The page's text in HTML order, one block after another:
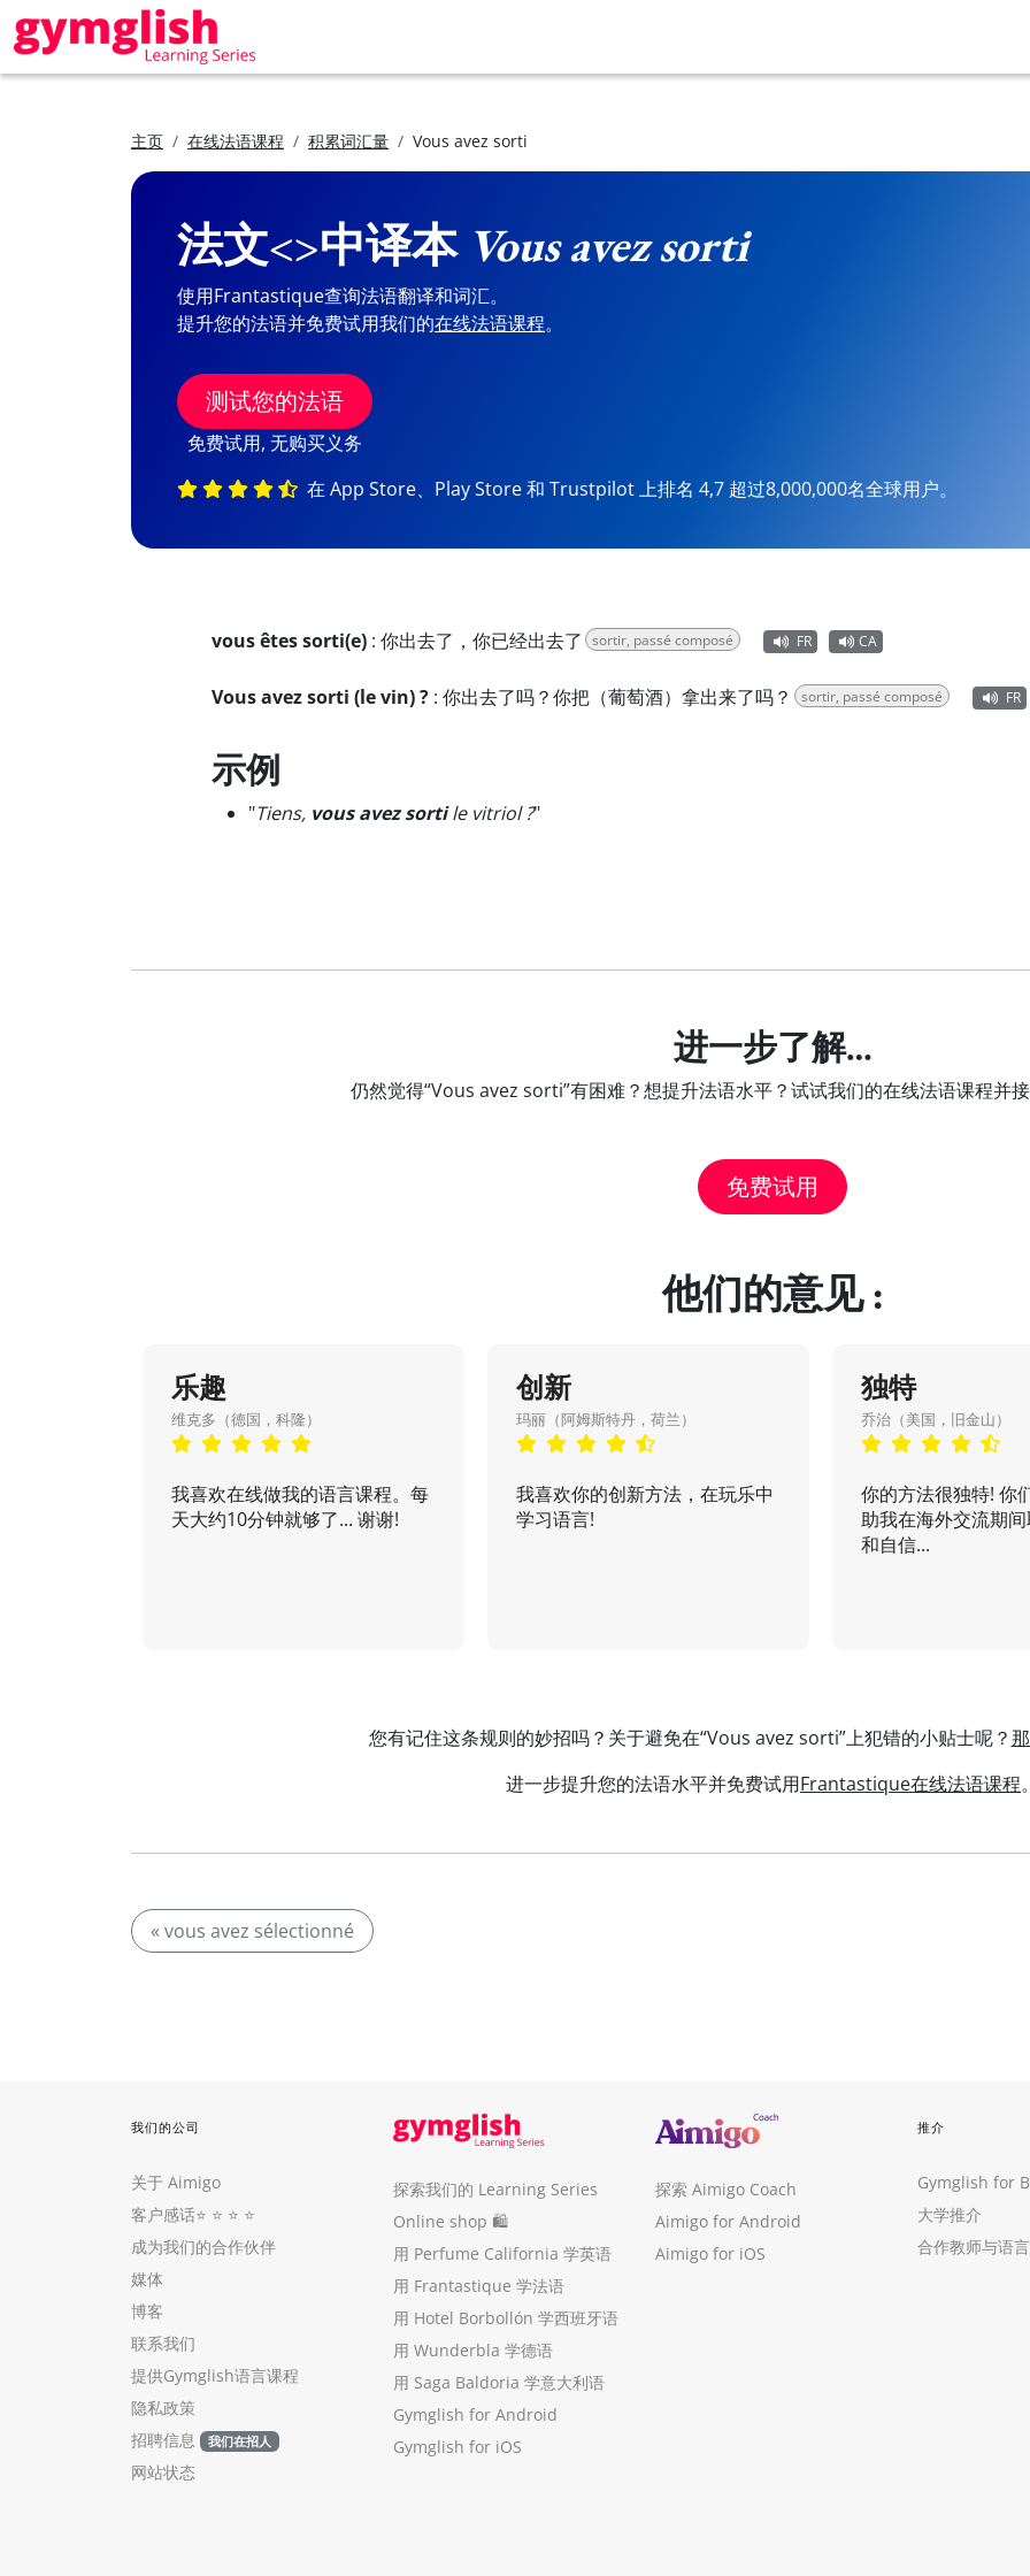
主页 在线法语课程 积累词汇量 Vous avez sorti
法文<>中译本 Vous avez sorti
使用Frantastique查询法语翻译和词汇。
提升您的法语并免费试用我们的在线法语课程。
测试您的法语
免费试用, 无购买义务
在 App Store、Play Store 和 Trustpilot 上排名 4,7 超过8,000,000名全球用户。
vous êtes sorti(e) : 你出去了，你已经出去了 sortir, passé composé FR CA
Vous avez sorti (le vin) ? : 你出去了吗？你把（葡萄酒）拿出来了吗？ sortir, passé composé FR
示例
"Tiens, vous avez sortile vitriol ?"
进一步了解…
仍然觉得“Vous avez sorti”有困难？想提升法语水平？试试我们的在线法语课程并
免费试用
他们的意见 :
乐趣
维克多（德国，科隆）
我喜欢在线做我的语言课程。每
天大约10分钟就够了... 谢谢!
创新
玛丽（阿姆斯特丹，荷兰）
我喜欢你的创新方法，在玩乐中
学习语言!
独特
乔治（美国，旧金山）
你的方法很独特! 你
助我在海外交流期
和自信...
您有记住这条规则的妙招吗？关于避免在“Vous avez sorti”上犯错的小贴士呢？
进一步提升您的法语水平并免费试用Frantastique在线法语课程
« vous avez sélectionné
我们的公司
关于 Aimigo
客户感话⭐️ ⭐️ ⭐️ ⭐️
成为我们的合作伙伴
媒体
博客
联系我们
提供Gymglish语言课程
隐私政策
招聘信息
我们在招人
网站状态
探索我们的 Learning Series
Online shop 🛍
用 Perfume California 学英语
用 Frantastique 学法语
用 Hotel Borbollón 学西班牙语
用 Wunderbla 学德语
用 Saga Baldoria 学意大利语
Gymglish for Android
Gymglish for iOS
探索 Aimigo Coach
Aimigo for Android
Aimigo for iOS
推介
Gymglish for
大学推介
合作教师与语